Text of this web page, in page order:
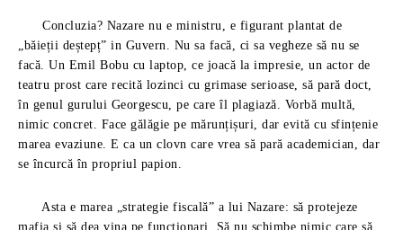
Concluzia? Nazare nu e ministru, e figurant plantat de
„băieții deștepț” in Guvern. Nu sa facă, ci sa vegheze să nu se
facă. Un Emil Bobu cu laptop, ce joacă la impresie, un actor de
teatru prost care recită lozinci cu grimase serioase, să pară doct,
în genul gurului Georgescu, pe care îl plagiază. Vorbă multă,
nimic concret. Face gălăgie pe mărunțișuri, dar evită cu sfințenie
marea evaziune. E ca un clovn care vrea să pară academician, dar
se încurcă în propriul papion.
Asta e marea „strategie fiscală” a lui Nazare: să protejeze
mafia și să dea vina pe funcționari. Să nu schimbe nimic care să